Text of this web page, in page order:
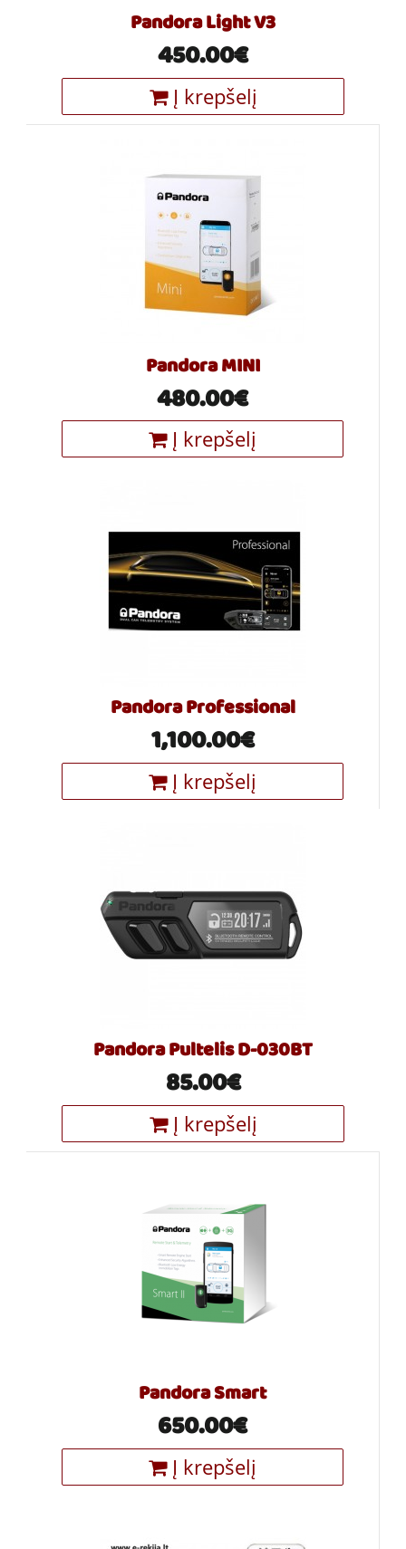
Pandora Light V3
450.00€
Į krepšelį
Pandora MINI
480.00€
Į krepšelį
Pandora Professional
1,100.00€
Į krepšelį
Pandora Pultelis D-030BT
85.00€
Į krepšelį
Pandora Smart
650.00€
Į krepšelį